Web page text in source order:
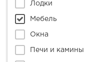
Лодки
Мебель
Окна
Печи и камины